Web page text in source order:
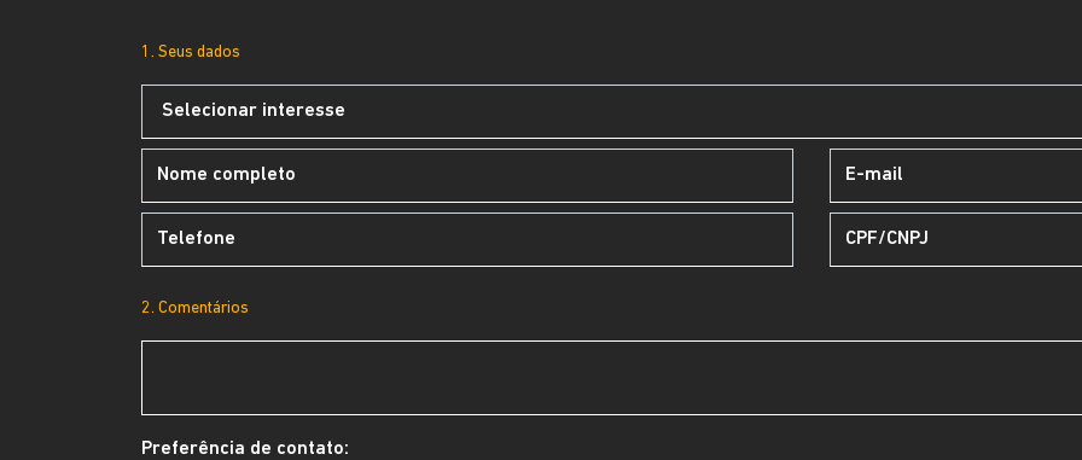
1. Seus dados
2. Comentários
Preferência de contato: